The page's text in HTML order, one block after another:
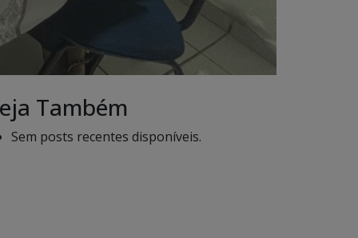
Também
Sem posts recentes disponíveis.